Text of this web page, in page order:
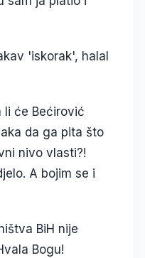
'iskorak', halal
li će Bećirović
da ga pita što
nivo vlasti?!
A bojim se i
BiH nije
Bogu!